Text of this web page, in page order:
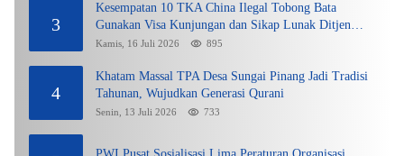
3
Kesempatan 10 TKA China Ilegal Tobong Bata
Gunakan Visa Kunjungan dan Sikap Lunak Ditjen
Imigrasi Kepri?
Kamis, 16 Juli 2026 895
4
Khatam Massal TPA Desa Sungai Pinang Jadi Tradisi
Tahunan, Wujudkan Generasi Qurani
Senin, 13 Juli 2026 733
PWI Pusat Sosialisasi Lima Peraturan Organisasi